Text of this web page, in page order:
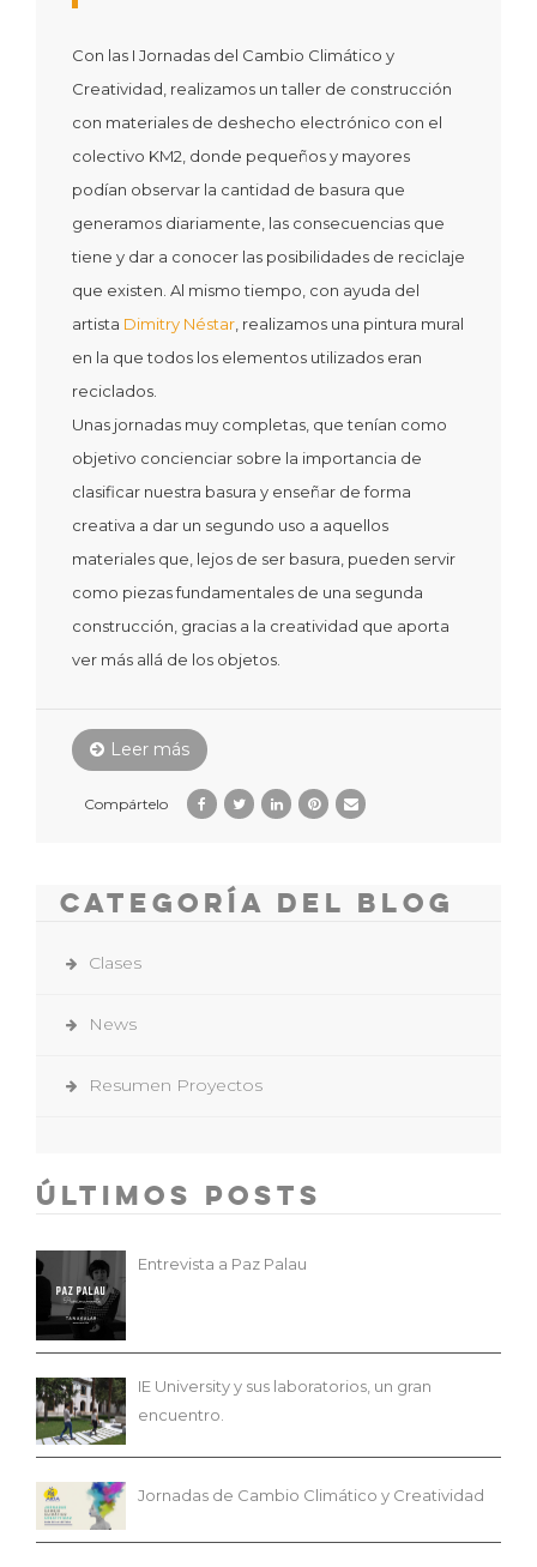
Con las I Jornadas del Cambio Climático y
Creatividad, realizamos un taller de construcción
con materiales de deshecho electrónico con el
colectivo KM2, donde pequeños y mayores
podían observar la cantidad de basura que
generamos diariamente, las consecuencias que
tiene y dar a conocer las posibilidades de reciclaje
que existen. Al mismo tiempo, con ayuda del
artista Dimitry Néstar, realizamos una pintura mural
en la que todos los elementos utilizados eran
reciclados.
Unas jornadas muy completas, que tenían como
objetivo concienciar sobre la importancia de
clasificar nuestra basura y enseñar de forma
creativa a dar un segundo uso a aquellos
materiales que, lejos de ser basura, pueden servir
como piezas fundamentales de una segunda
construcción, gracias a la creatividad que aporta
ver más allá de los objetos.
Leer más
Compártelo
Categoría del Blog
Clases
News
Resumen Proyectos
Últimos Posts
Entrevista a Paz Palau
IE University y sus laboratorios, un gran
encuentro.
Jornadas de Cambio Climático y Creatividad